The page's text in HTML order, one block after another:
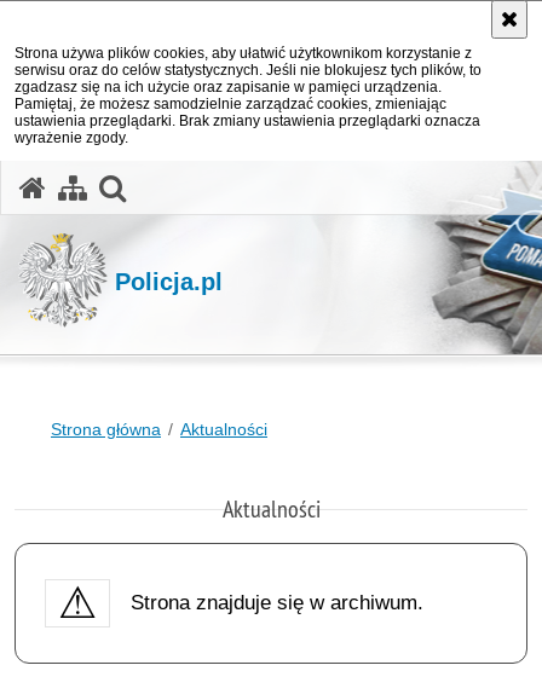
Strona używa plików cookies, aby ułatwić użytkownikom korzystanie z
serwisu oraz do celów statystycznych. Jeśli nie blokujesz tych plików, to
zgadzasz się na ich użycie oraz zapisanie w pamięci urządzenia.
Pamiętaj, że możesz samodzielnie zarządzać cookies, zmieniając
ustawienia przeglądarki. Brak zmiany ustawienia przeglądarki oznacza
wyrażenie zgody.
Policja.pl
Strona główna Aktualności
Aktualności
Strona znajduje się w archiwum.